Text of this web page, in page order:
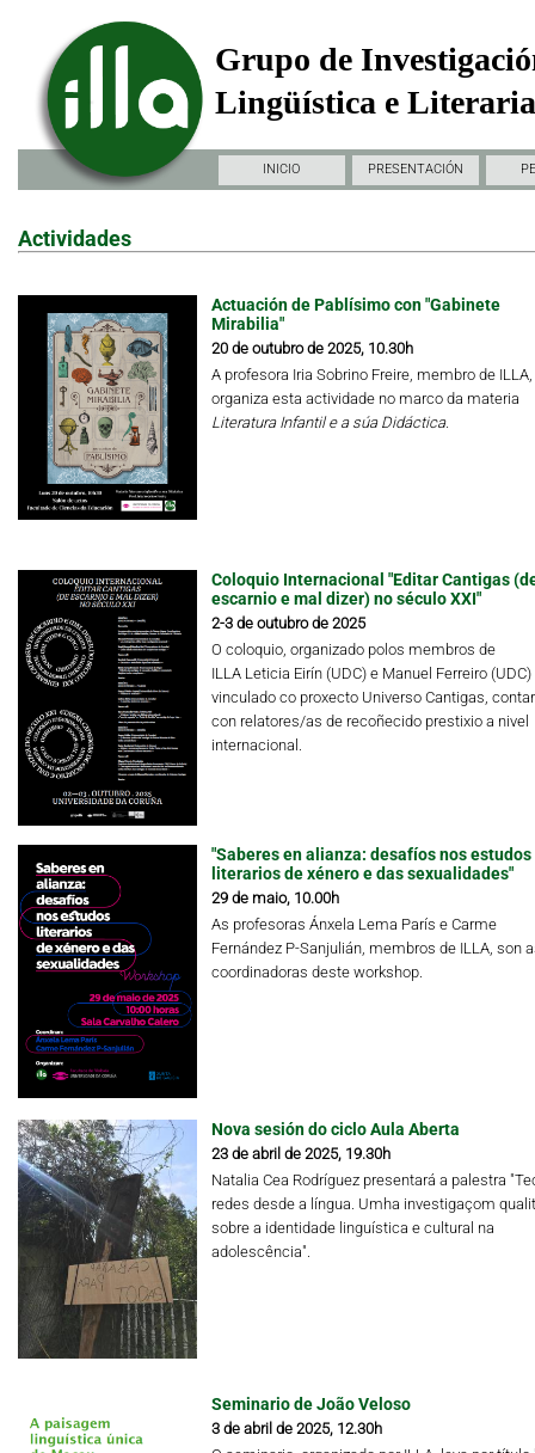
Grupo de
Lingüística e
INICIO PRESENTACIÓN
Actividades
Actuación de Pablísimo con "Gabinete
Mirabilia"
20 de outubro de 2025, 10.30h
A profesora Iria Sobrino Freire, membro de ILLA,
organiza esta actividade no marco da materia
Literatura Infantil e a súa Didáctica.
Coloquio Internacional "Editar Cantigas
escarnio e mal dizer) no século XXI"
2-3 de outubro de 2025
O coloquio, organizado polos membros de
ILLA Leticia Eirín (UDC) e Manuel Ferreiro (UDC)
vinculado co proxecto Universo Cantigas,
con relatores/as de recoñecido prestixio a nivel
internacional.
"Saberes en alianza: desafíos nos estudos
literarios de xénero e das sexualidades"
29 de maio, 10.00h
As profesoras Ánxela Lema París e Carme
Fernández P-Sanjulián, membros de ILLA, son
coordinadoras deste workshop.
Nova sesión do ciclo Aula Aberta
23 de abril de 2025, 19.30h
Natalia Cea Rodríguez presentará a palestra
redes desde a língua. Umha investigaçom
sobre a identidade linguística e cultural na
adolescência".
Seminario de João Veloso
3 de abril de 2025, 12.30h